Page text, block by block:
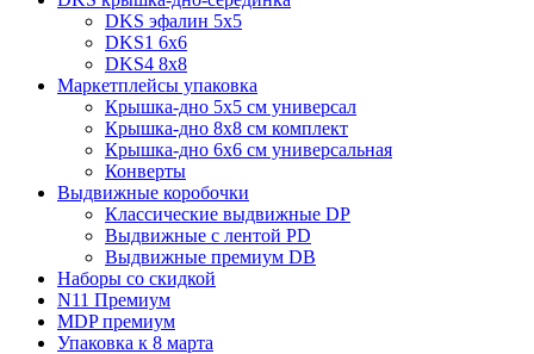
DKS эфалин 5x5
DKS1 6x6
DKS4 8x8
Маркетплейсы упаковка
Крышка-дно 5x5 см универсал
Крышка-дно 8x8 см комплект
Крышка-дно 6x6 см универсальная
Конверты
Выдвижные коробочки
Классические выдвижные DP
Выдвижные с лентой PD
Выдвижные премиум DB
Наборы со скидкой
N11 Премиум
MDP премиум
Упаковка к 8 марта